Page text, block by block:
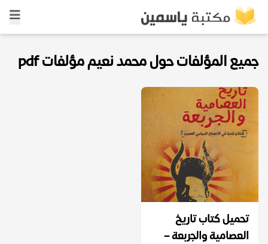
جميع المؤلفات حول محمد نعيم مؤلفات pdf
تحميل كتاب تاريخ
العصامية والجربعة –